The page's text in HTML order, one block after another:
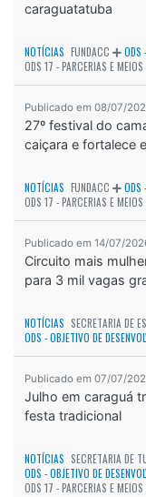
caraguatatuba
NOTÍCIAS FUNDACC
ODS
ODS 17 - PARCERIAS E
Publicado em 08/07/
27º festival do
caiçara e fortalece
NOTÍCIAS FUNDACC
ODS
ODS 17 - PARCERIAS E
Publicado em 14/07/
Circuito mais
para 3 mil vagas
NOTÍCIAS SECRETARIA DE
ODS - OBJETIVO DE
Publicado em 07/07/
Julho em caraguá
festa tradicional
NOTÍCIAS SECRETARIA DE
ODS - OBJETIVO DE
ODS 17 - PARCERIAS E